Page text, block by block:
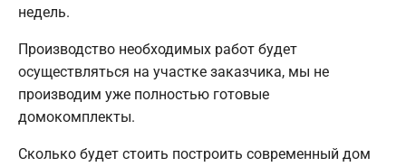
недель.
Производство необходимых работ будет
осуществляться на участке заказчика, мы не
производим уже полностью готовые
домокомплекты.
Сколько будет стоить построить современный дом